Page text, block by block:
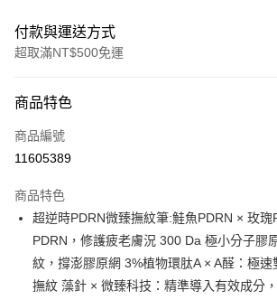
付款與運送方式
超取滿NT$500免運
信用卡一次付款
信用卡分期付款
合作金庫商業銀行
華南商業銀行
彰化商業銀
上海商業儲蓄銀行
台北富邦商
國泰世華商業銀行
兆豐國際商
臺灣中小企業銀行
台中商業銀
超商取貨付款
LINE Pay
Apple Pay
商品特色
商品編號
11605389
商品特色
超逆時PDRN微臻撫紋筆:鮭魚PDRN × 玫瑰
PDRN，修護疲老膚況 300 Da 極小分子膠
紋，撐澎膠原網 3%植物環肽A × A醛：極
撫紋 藻針 × 微臻科技：精準導入有效成分